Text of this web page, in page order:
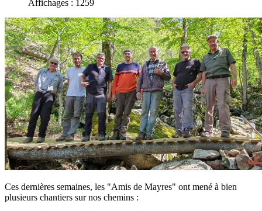
Affichages : 1259
Ces dernières semaines, les "Amis de Mayres" ont mené à bien
plusieurs chantiers sur nos chemins :